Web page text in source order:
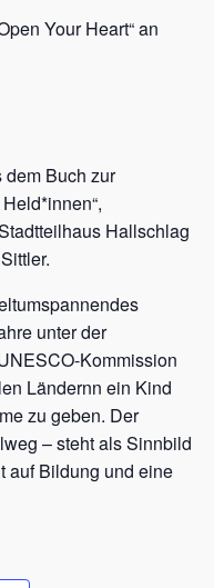
Your Heart“ an
dem Buch zur
Hallschlag
unter der
Kommission
Ländernn ein Kind
zu geben. Der
– steht als Sinnbild
auf Bildung und eine